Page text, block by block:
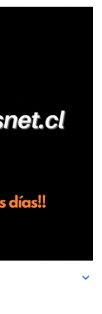
11:30 horas en el
y, en medio de la
empujado al
mientr...